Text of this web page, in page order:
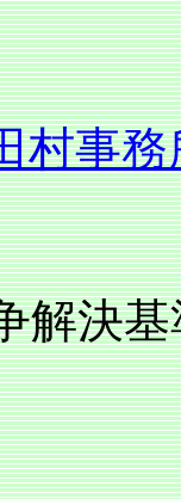
村事
基